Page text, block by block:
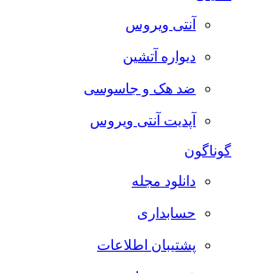
آنتی ویروس
دیواره آتشین
ضد هک و جاسوسی
آپدیت آنتی ویروس
گوناگون
دانلود مجله
حسابداری
پشتیبان اطلاعات